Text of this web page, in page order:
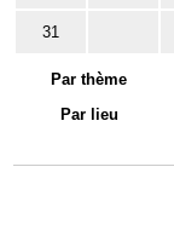
31
Par thème
Par lieu